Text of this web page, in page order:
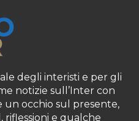
degli interisti e per gli
notizie sull’Inter con
un occhio sul presente,
riflessioni e qualche